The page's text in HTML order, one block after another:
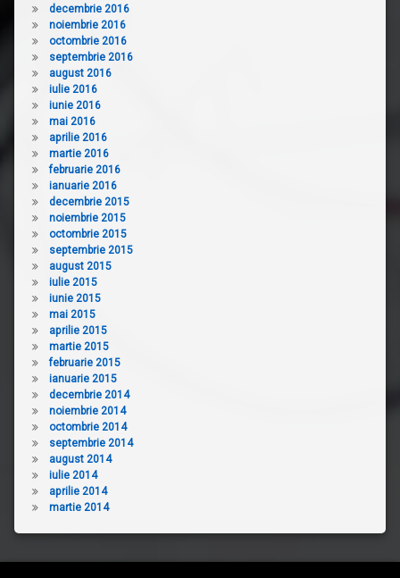
decembrie 2016
noiembrie 2016
octombrie 2016
septembrie 2016
august 2016
iulie 2016
iunie 2016
mai 2016
aprilie 2016
martie 2016
februarie 2016
ianuarie 2016
decembrie 2015
noiembrie 2015
octombrie 2015
septembrie 2015
august 2015
iulie 2015
iunie 2015
mai 2015
aprilie 2015
martie 2015
februarie 2015
ianuarie 2015
decembrie 2014
noiembrie 2014
octombrie 2014
septembrie 2014
august 2014
iulie 2014
aprilie 2014
martie 2014